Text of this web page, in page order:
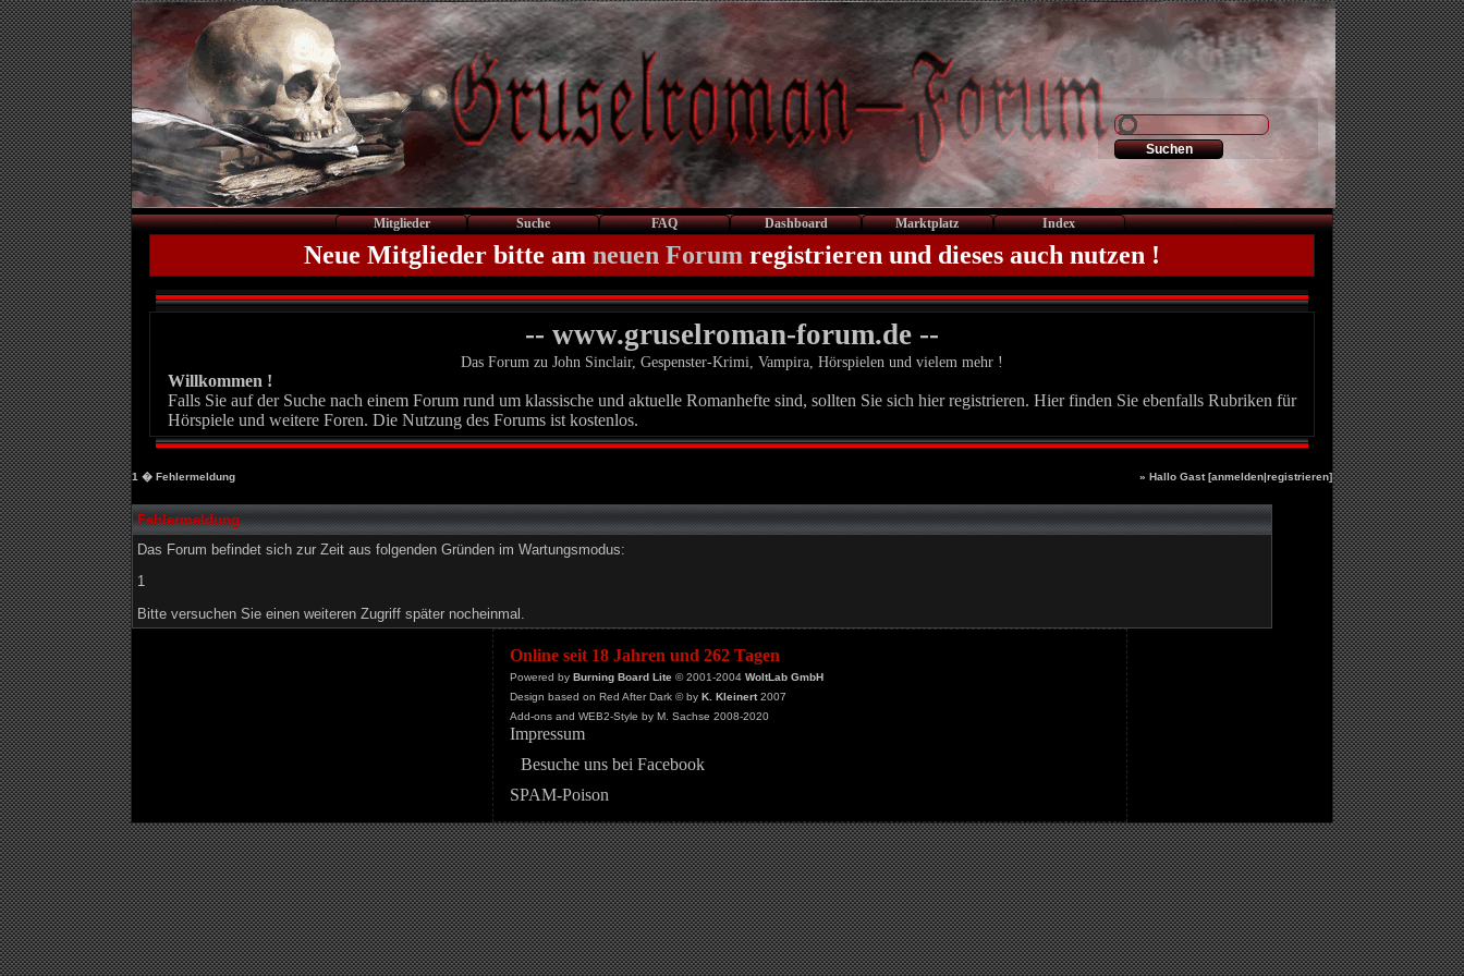
Mitglieder Suche FAQ Dashboard Marktplatz Index
Neue Mitglieder bitte am neuen Forum registrieren und dieses auch nutzen !
-- www.gruselroman-forum.de --
Das Forum zu John Sinclair, Gespenster-Krimi, Vampira, Hörspielen und vielem mehr !
Willkommen !
Falls Sie auf der Suche nach einem Forum rund um klassische und aktuelle Romanhefte sind, sollten Sie sich hier registrieren. Hier finden Sie ebenfalls Rubriken für
Hörspiele und weitere Foren. Die Nutzung des Forums ist kostenlos.
1 � Fehlermeldung » Hallo Gast [anmelden|registrieren]
Fehlermeldung
Das Forum befindet sich zur Zeit aus folgenden Gründen im Wartungsmodus:
1
Bitte versuchen Sie einen weiteren Zugriff später nocheinmal.
Online seit 18 Jahren und 262 Tagen
Powered by Burning Board Lite© 2001-2004 WoltLab GmbH
Design based on Red After Dark © by K. Kleinert2007
Add-ons and WEB2-Style by M. Sachse 2008-2020
Impressum
Besuche uns bei Facebook
SPAM-Poison